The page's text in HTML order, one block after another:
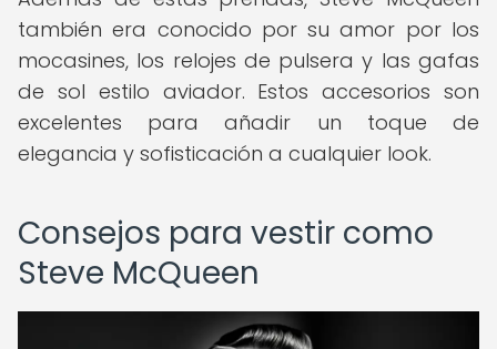
también era conocido por su amor por los
mocasines, los relojes de pulsera y las gafas
de sol estilo aviador. Estos accesorios son
excelentes para añadir un toque de
elegancia y sofisticación a cualquier look.
Consejos para vestir como
Steve McQueen